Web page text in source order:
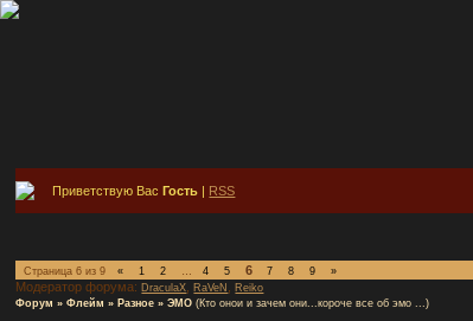
Приветствую ВасГость | RSS
Страница6 из9 « 1 2 … 4 5 6 7 8 9 »
Модератор форума:DraculaX ,RaVeN ,Reiko
Форум » Флейм » Разное » ЭМО (Кто онои и зачем они...короче все об эмо ...)